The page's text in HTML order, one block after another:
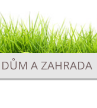
DŮM A ZAHRADA